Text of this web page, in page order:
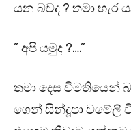
යන බවද ? තමා හැර
” අපි යමුද ?….”
තමා දෙස විමතියෙන්
ගෙන් සින්දූපා චමේලි